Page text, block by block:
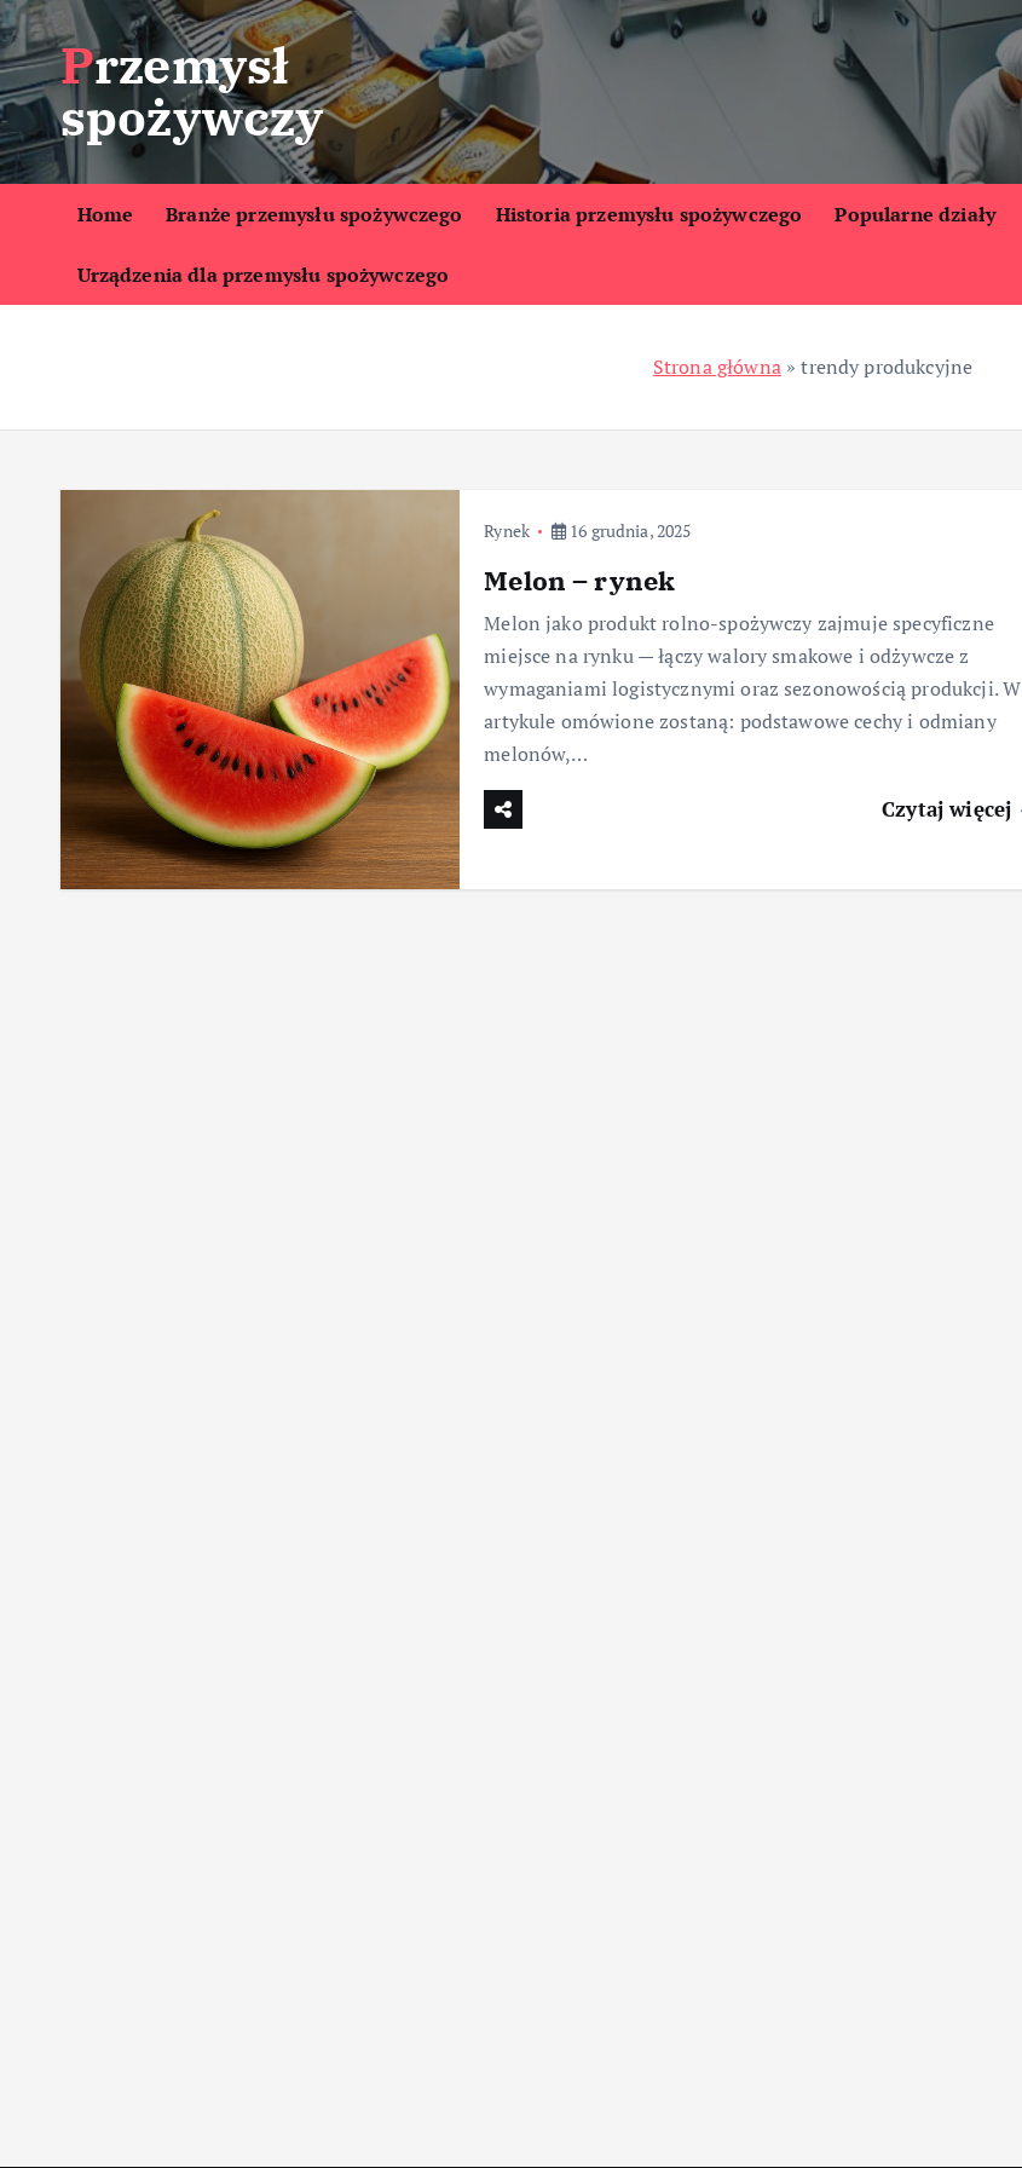
S
k
i
p
t
o
t
Przemysł
spożywczy
Home Branże przemysłu spożywczego Historia przemysłu spożywczego Popularne działy
Urządzenia dla przemysłu spożywczego
Strona główna»trendy produkcyjne
Rynek 16 grudnia, 2025
Melon – rynek
Melon jako produkt rolno-spożywczy zajmuje specyficzne
miejsce na rynku — łączy walory smakowe i odżywcze z
wymaganiami logistycznymi oraz sezonowością produkcji. W
artykule omówione zostaną: podstawowe cechy i odmiany
melonów,…
Czytaj więcej